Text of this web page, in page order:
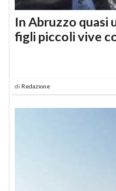
In Abruzzo quasi
figli piccoli vive
di Redazione